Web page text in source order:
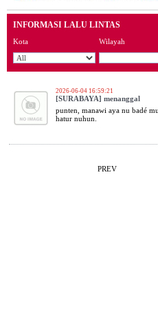
INFORMASI LALU LINTAS
Kota Wilayah
2026-06-04 16:59:21
[SURABAYA] menanggal
punten, manawi aya nu badé
hatur nuhun.
PREV